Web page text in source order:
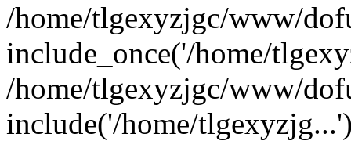
/home/tlgexyzjgc/www/
include_once('/home/
/home/tlgexyzjgc/www/
include('/home/